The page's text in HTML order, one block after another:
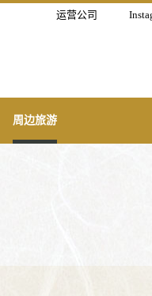
运营公司
周边旅游